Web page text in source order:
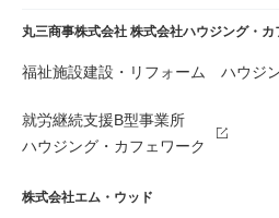
丸三商事株式会社 株式会社ハウジング・カ
福祉施設建設・リフォーム ハウジ
就労継続支援B型事業所
ハウジング・カフェワーク
株式会社エム・ウッド